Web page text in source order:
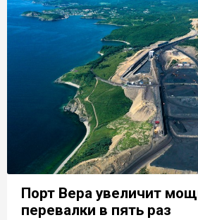
Порт Вера увеличит
перевалки в пять раз